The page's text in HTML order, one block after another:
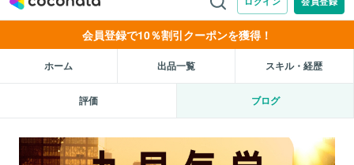
会員登録で10％割引クーポンを獲得！
ホーム 出品一覧 スキル・経歴
評価 ブログ